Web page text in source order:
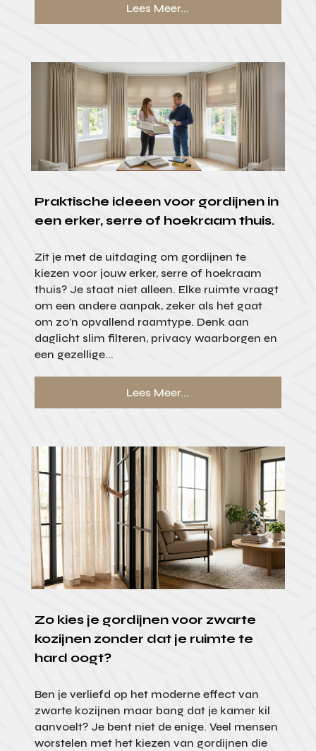
Lees Meer...
Praktische ideeen voor gordijnen in
een erker, serre of hoekraam thuis.
Zit je met de uitdaging om gordijnen te
kiezen voor jouw erker, serre of hoekraam
thuis? Je staat niet alleen. Elke ruimte vraagt
om een andere aanpak, zeker als het gaat
om zo’n opvallend raamtype. Denk aan
daglicht slim filteren, privacy waarborgen en
een gezellige...
Lees Meer...
Zo kies je gordijnen voor zwarte
kozijnen zonder dat je ruimte te
hard oogt?
Ben je verliefd op het moderne effect van
zwarte kozijnen maar bang dat je kamer kil
aanvoelt? Je bent niet de enige. Veel mensen
worstelen met het kiezen van gordijnen die